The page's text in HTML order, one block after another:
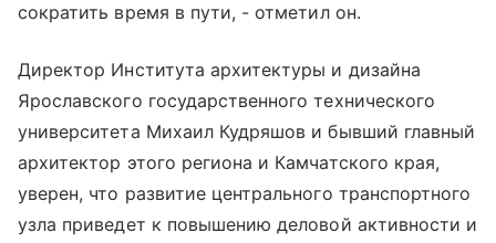
сократить время в пути, - отметил он.
Директор Института архитектуры и дизайна
Ярославского государственного технического
университета Михаил Кудряшов и бывший главный
архитектор этого региона и Камчатского края,
уверен, что развитие центрального транспортного
узла приведет к повышению деловой активности и